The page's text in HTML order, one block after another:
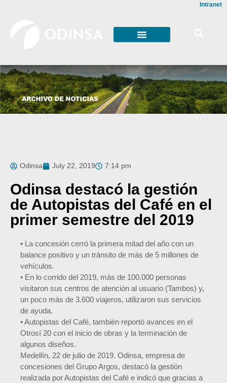
Intranet
Odinsa July 22, 2019 7:14 pm
Odinsa destacó la gestión
de Autopistas del Café en el
primer semestre del 2019
• La concesión cerró la primera mitad del año con un
balance positivo y un tránsito de más de 5 millones de
vehículos.
• En lo corrido del 2019, más de 100.000 personas
visitaron sus centros de atención al usuario (Tambos) y,
un poco más de 3.600 viajeros, utilizaron sus servicios
de ayuda.
• Autopistas del Café, también reportó avances en el
Otrosí 20 con el inicio de obras y la terminación de
algunos diseños.
Medellín, 22 de julio de 2019. Odinsa, empresa de
concesiones del Grupo Argos, destacó la gestión
realizada por Autopistas del Café e indicó que gracias a